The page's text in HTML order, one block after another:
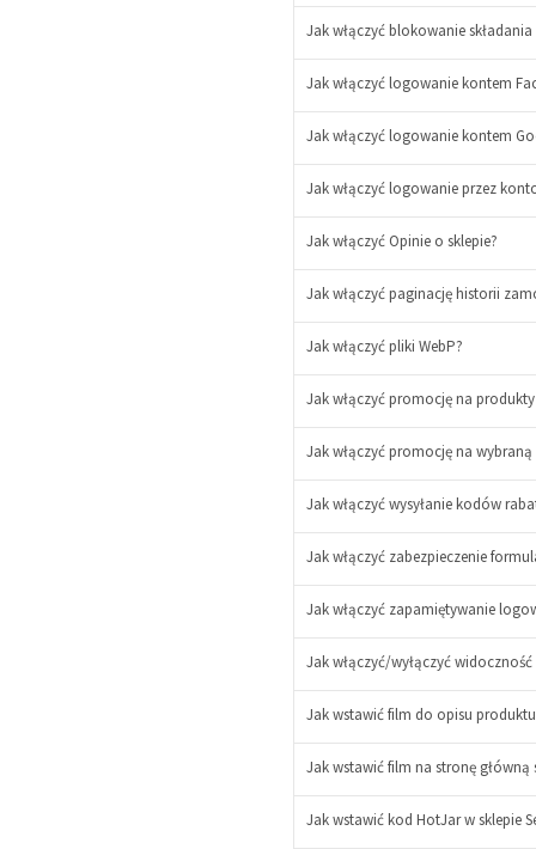
+
Jak włączyć blokowanie
Jak włączyć logowanie kontem
Jak włączyć logowanie kontem
Jak włączyć logowanie przez
Jak włączyć Opinie o sklepie?
Jak włączyć paginację historii
Jak włączyć pliki WebP?
Jak włączyć promocję na
Jak włączyć promocję na
Jak włączyć wysyłanie kodów
Jak włączyć zabezpieczenie
Jak włączyć zapamiętywanie
Jak włączyć/wyłączyć
Jak wstawić film do opisu
Jak wstawić film na stronę
Jak wstawić kod HotJar w sklepie